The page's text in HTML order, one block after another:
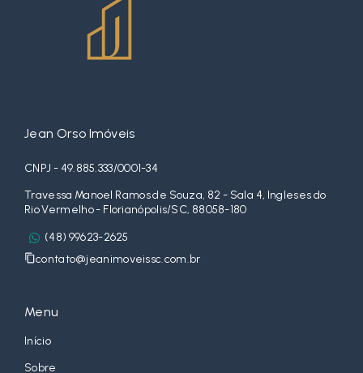
Jean Orso Imóveis
CNPJ - 49.885.333/0001-34
Travessa Manoel Ramos de Souza, 82 - Sala 4, Ingleses do
Rio Vermelho - Florianópolis/SC, 88058-180
(48) 99623-2625
contato@jeanimoveissc.com.br
Menu
Início
Sobre